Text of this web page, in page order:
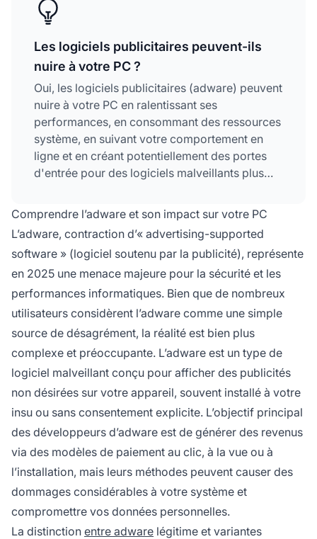
Les logiciels publicitaires peuvent-ils
nuire à votre PC ?
Oui, les logiciels publicitaires (adware) peuvent
nuire à votre PC en ralentissant ses
performances, en consommant des ressources
système, en suivant votre comportement en
ligne et en créant potentiellement des portes
d'entrée pour des logiciels malveillants plus
les virus ou les ransomwares, les adwares
malveillants peuvent compromettre votre vie
privée, dégrader la stabilité du système et
créer des vulnérabilités de sécurité.
Comprendre l’adware et son impact sur votre PC
L’adware, contraction d’« advertising-supported
software » (logiciel soutenu par la publicité), représente
en 2025 une menace majeure pour la sécurité et les
performances informatiques. Bien que de nombreux
utilisateurs considèrent l’adware comme une simple
source de désagrément, la réalité est bien plus
complexe et préoccupante. L’adware est un type de
logiciel malveillant conçu pour afficher des publicités
non désirées sur votre appareil, souvent installé à votre
insu ou sans consentement explicite. L’objectif principal
des développeurs d’adware est de générer des revenus
via des modèles de paiement au clic, à la vue ou à
l’installation, mais leurs méthodes peuvent causer des
dommages considérables à votre système et
compromettre vos données personnelles.
La distinction entre adware légitime et variantes